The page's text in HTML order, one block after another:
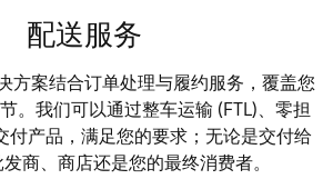
配送服务
方案结合订单处理与履约服务，覆盖您
。我们可以通过整车运输 (FTL)、零担
付产品，满足您的要求；无论是交付给
商、商店还是您的最终消费者。